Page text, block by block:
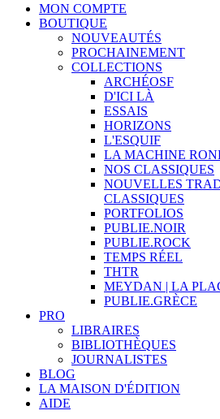
MON COMPTE
BOUTIQUE
NOUVEAUTÉS
PROCHAINEMENT
COLLECTIONS
ARCHÉOSF
D'ICI LÀ
ESSAIS
HORIZONS
L'ESQUIF
LA MACHINE
NOS CLASSIQUES
NOUVELLES
CLASSIQUES
PORTFOLIOS
PUBLIE.NOIR
PUBLIE.ROCK
TEMPS RÉEL
THTR
MEYDAN | LA
PUBLIE.GRÈCE
PRO
LIBRAIRES
BIBLIOTHÈQUES
JOURNALISTES
BLOG
LA MAISON D'ÉDITION
AIDE